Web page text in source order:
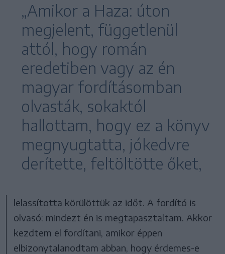
„Amikor a Haza: úton
megjelent, függetlenül
attól, hogy román
eredetiben vagy az én
magyar fordításomban
olvasták, sokaktól
hallottam, hogy ez a könyv
megnyugtatta, jókedvre
derítette, feltöltötte őket,
lelassította körülöttük az időt. A fordító is
olvasó: mindezt én is megtapasztaltam. Akkor
kezdtem el fordítani, amikor éppen
elbizonytalanodtam abban, hogy érdemes-e